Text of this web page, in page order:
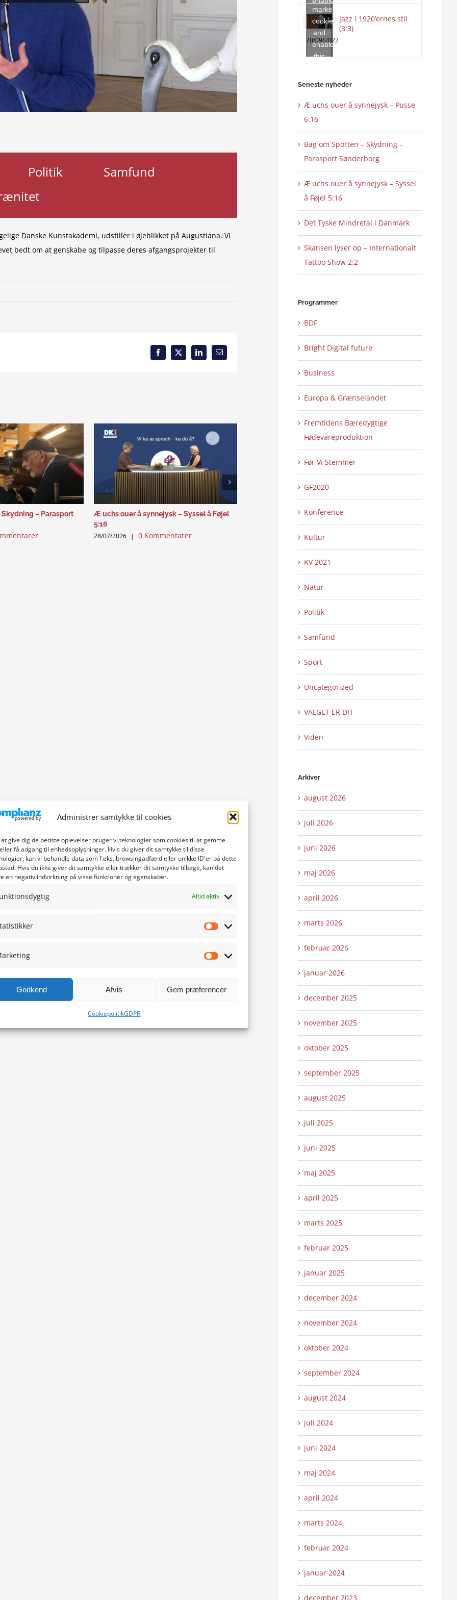
Administrer samtykke til cookies
at give dig de bedste oplevelser bruger vi teknologier som cookies til at gemme
få adgang til enhedsoplysninger. Hvis du giver dit samtykke til disse
kan vi behandle data som f.eks. browsingadfærd eller unikke ID'er på dette
Hvis du ikke giver dit samtykke eller trækker dit samtykke tilbage, kan det
en negativ indvirkning på visse funktioner og egenskaber.
Altid aktiv
Godkend Afvis Gem præferencer
CookiepolitikGDPR
Politik
Samfund
Danske Kunstakademi, udstiller i øjeblikket på Augustiana. Vi
bedt om at genskabe og tilpasse deres afgangsprojekter til
Facebook
X LinkedInEmail
– Parasport
Æ uchs ouer å synnejysk – Syssel å Føjel
5:16
28/07/2026 | 0 Kommentarer
Skansen lyser op – Internationalt Tattoo
0 Kommentarer
4:16
this
content
marketing
cookies
and
enable
this
Jazz i 1920’ernes stil
(3:3)
20/09/2022
Seneste nyheder
Æ uchs ouer å synnejysk – Pusse
6:16
Bag om Sporten – Skydning –
Parasport Sønderborg
Æ uchs ouer å synnejysk – Syssel
å Føjel 5:16
Det Tyske Mindretal i Danmark
Skansen lyser op – Internationalt
Tattoo Show 2:2
Programmer
BDF
Bright Digital future
Business
Europa & Grænselandet
Fremtidens Bæredygtige
Fødevareproduktion
Før Vi Stemmer
GF2020
Konference
Kultur
KV 2021
Natur
Politik
Samfund
Sport
Uncategorized
VALGET ER DIT
Viden
Arkiver
august 2026
juli 2026
juni 2026
maj 2026
april 2026
marts 2026
februar 2026
januar 2026
december 2025
november 2025
oktober 2025
september 2025
august 2025
juli 2025
juni 2025
maj 2025
april 2025
marts 2025
februar 2025
januar 2025
december 2024
november 2024
oktober 2024
september 2024
august 2024
juli 2024
juni 2024
maj 2024
april 2024
marts 2024
februar 2024
januar 2024
december 2023